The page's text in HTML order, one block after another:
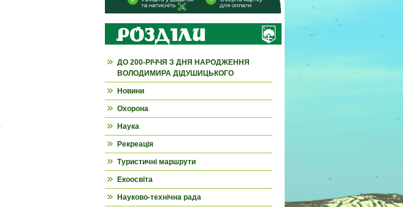
ДО 200-РІЧЧЯ З ДНЯ НАРОДЖЕННЯ
ВОЛОДИМИРА ДІДУШИЦЬКОГО
Новини
Охорона
Наука
Рекреація
Туристичні маршрути
Екоосвіта
Науково-технічна рада